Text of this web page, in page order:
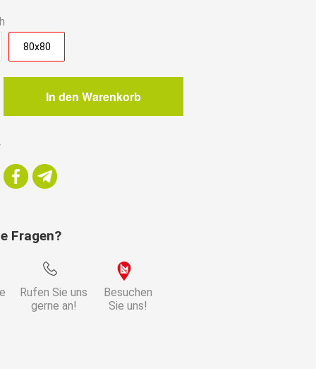
80x80
In den Warenkorb
Fragen?
Rufen Sie uns
gerne an!
Besuchen
Sie uns!